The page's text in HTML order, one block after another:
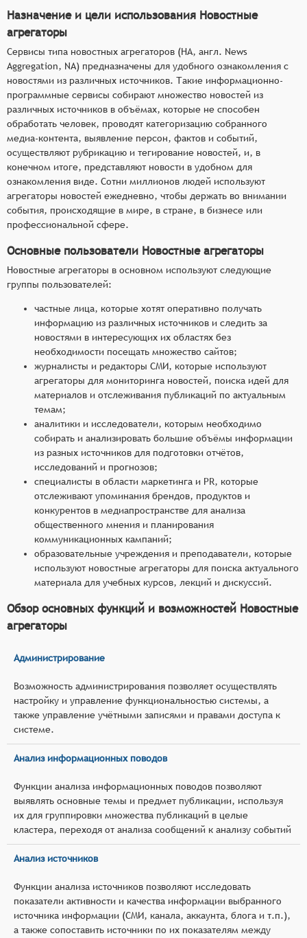
Назначение и цели использования Новостные
агрегаторы
Сервисы типа новостных агрегаторов (НА, англ. News
Aggregation, NA) предназначены для удобного ознакомления с
новостями из различных источников. Такие информационно-
программные сервисы собирают множество новостей из
различных источников в объёмах, которые не способен
обработать человек, проводят категоризацию собранного
медиа-контента, выявление персон, фактов и событий,
осуществляют рубрикацию и тегирование новостей, и, в
конечном итоге, представляют новости в удобном для
ознакомления виде. Сотни миллионов людей используют
агрегаторы новостей ежедневно, чтобы держать во внимании
события, происходящие в мире, в стране, в бизнесе или
профессиональной сфере.
Основные пользователи Новостные агрегаторы
Новостные агрегаторы в основном используют следующие
группы пользователей:
частные лица, которые хотят оперативно получать
информацию из различных источников и следить за
новостями в интересующих их областях без
необходимости посещать множество сайтов;
журналисты и редакторы СМИ, которые используют
агрегаторы для мониторинга новостей, поиска идей для
материалов и отслеживания публикаций по актуальным
темам;
аналитики и исследователи, которым необходимо
собирать и анализировать большие объёмы информации
из разных источников для подготовки отчётов,
исследований и прогнозов;
специалисты в области маркетинга и PR, которые
отслеживают упоминания брендов, продуктов и
конкурентов в медиапространстве для анализа
общественного мнения и планирования
коммуникационных кампаний;
образовательные учреждения и преподаватели, которые
используют новостные агрегаторы для поиска актуального
материала для учебных курсов, лекций и дискуссий.
Обзор основных функций и возможностей Новостные
агрегаторы
Администрирование
Возможность администрирования позволяет осуществлять
настройку и управление функциональностью системы, а
также управление учётными записями и правами доступа к
системе.
Анализ информационных поводов
Функции анализа информационных поводов позволяют
выявлять основные темы и предмет публикации, используя
их для группировки множества публикаций в целые
кластера, переходя от анализа сообщений к анализу событий
Анализ источников
Функции анализа источников позволяют исследовать
показатели активности и качества информации выбранного
источника информации (СМИ, канала, аккаунта, блога и т.п.),
а также сопоставить источники по их показателям между